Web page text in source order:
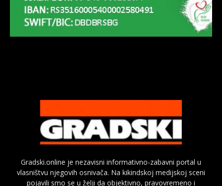
Gradski.online je nezavisni informativno-zabavni portal u
vlasništvu njegovih osnivača. Na kikindskoj medijskoj sceni
pojavili smo se u želji da objektivno, pravovremeno i